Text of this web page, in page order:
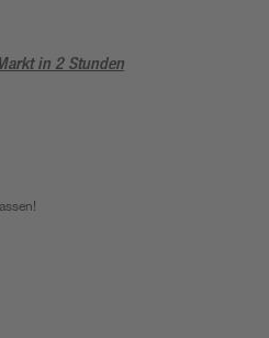
in 2 Stunden